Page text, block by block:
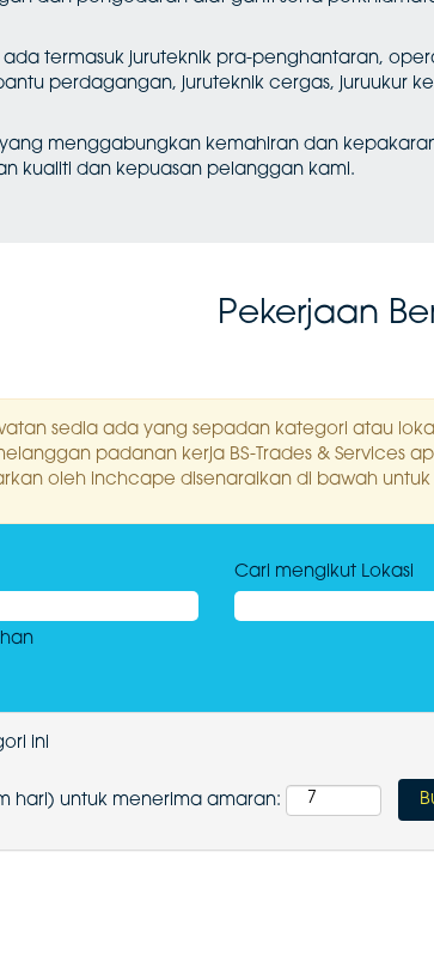
termasuk juruteknik pra-penghantaran,
perdagangan, juruteknik cergas, juruukur
menggabungkan kemahiran dan
kualiti dan kepuasan pelanggan kami.
Pekerjaan
sedia ada yang sepadan kategori atau
padanan kerja BS-Trades & Services
oleh inchcape disenaraikan di bawah
Cari mengikut Lokasi
ini
hari) untuk menerima amaran: